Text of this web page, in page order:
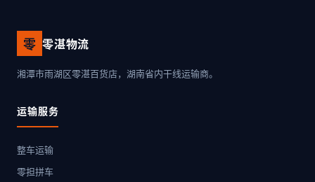
零 零湛物流
湘潭市雨湖区零湛百货店，湖南省内干线运输商。
运输服务
整车运输
零担拼车